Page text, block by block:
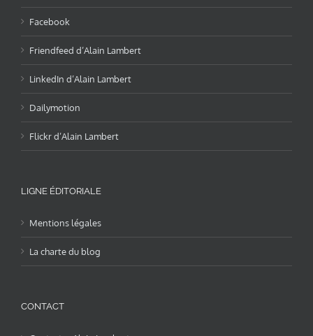
Facebook
Friendfeed d’Alain Lambert
LinkedIn d’Alain Lambert
Dailymotion
Flickr d’Alain Lambert
LIGNE ÉDITORIALE
Mentions légales
La charte du blog
CONTACT